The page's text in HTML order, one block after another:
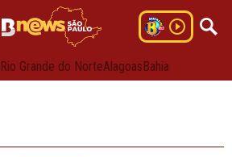
Rio Grande do NorteAlagoasBahia